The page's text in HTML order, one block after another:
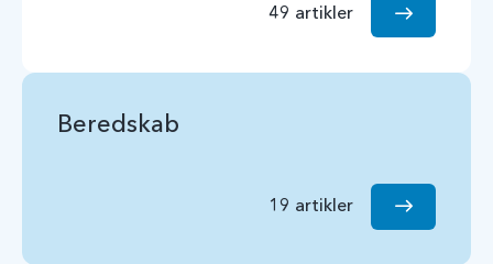
49 artikler
Beredskab
19 artikler